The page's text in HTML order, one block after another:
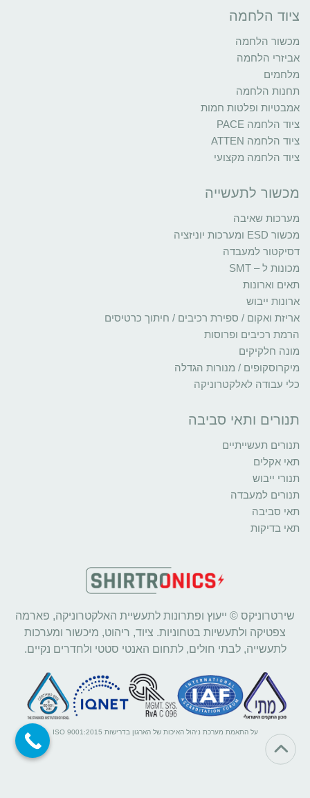
ציוד הלחמה
מכשור הלחמה
אביזרי הלחמה
מלחמים
תחנות הלחמה
אמבטיות ופלטות חמות
ציוד הלחמה PACE
ציוד הלחמה ATTEN
ציוד הלחמה מקצועי
מכשור לתעשייה
מערכות שאיבה
מכשור ESD ומערכות יוניזציה
דסיקטור למעבדה
מכונות ל – SMT
תאים וארונות
ארונות ייבוש
אריזת ואקום / ספירת רכיבים / חיתוך כרטיסים
הרמת רכיבים ופרוסות
מונה חלקיקים
מיקרוסקופים / מנורות הגדלה
כלי עבודה לאלקטרוניקה
תנורים ותאי סביבה
תנורים תעשייתיים
תאי אקלים
תנורי ייבוש
תנורים למעבדה
תאי סביבה
תאי בדיקות
שירטרוניקס © ייעוץ ופתרונות לתעשיית האלקטרוניקה, פארמה
צפטיקה ולתעשיות בטחוניות. ציוד, ריהוט, מיכשור ומערכות
לתעשייה, לבתי חולים, לתחום האנטי סטטי ולחדרים נקיים.
על התאמת מערכת ניהול האיכות של הארגון בדרישות ISO 9001:2015